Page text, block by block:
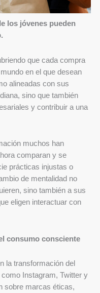
los jóvenes pueden
que cada compra
en el que desean
alineadas con sus
sino que también
y contribuir a una
muchos han
comparan y se
prácticas injustas o
de mentalidad no
sino también a sus
eligen interactuar con
consumo consciente
la transformación del
Instagram, Twitter y
sobre marcas éticas,